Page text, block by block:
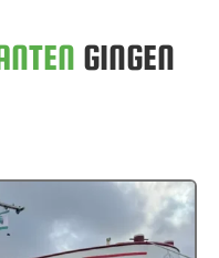
GINGEN